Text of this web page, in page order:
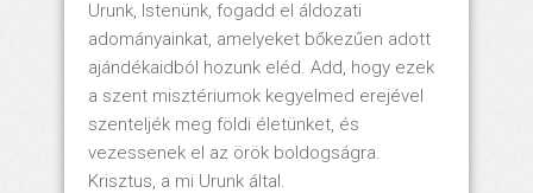
Urunk, Istenünk, fogadd el áldozati
adományainkat, amelyeket bőkezűen adott
ajándékaidból hozunk eléd. Add, hogy ezek
a szent misztériumok kegyelmed erejével
szenteljék meg földi életünket, és
vezessenek el az örök boldogságra.
Krisztus, a mi Urunk által.